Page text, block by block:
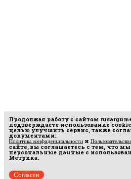
Продолжая работу с сайтом
подтверждаете использование
целью улучшить сервис, также
документами:
Политика конфиденциальности и
сайте, вы соглашаетесь с тем, что
персональные данные с
Метрика.
Согласен